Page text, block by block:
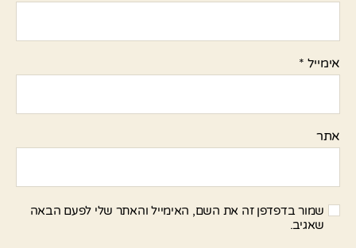
אימייל *
אתר
שמור בדפדפן זה את השם, האימייל והאתר שלי לפעם הבאה
שאגיב.